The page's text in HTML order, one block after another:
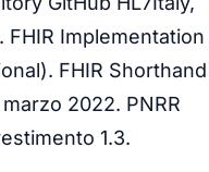
Implementation
FHIR Shorthand
2022. PNRR
1.3.